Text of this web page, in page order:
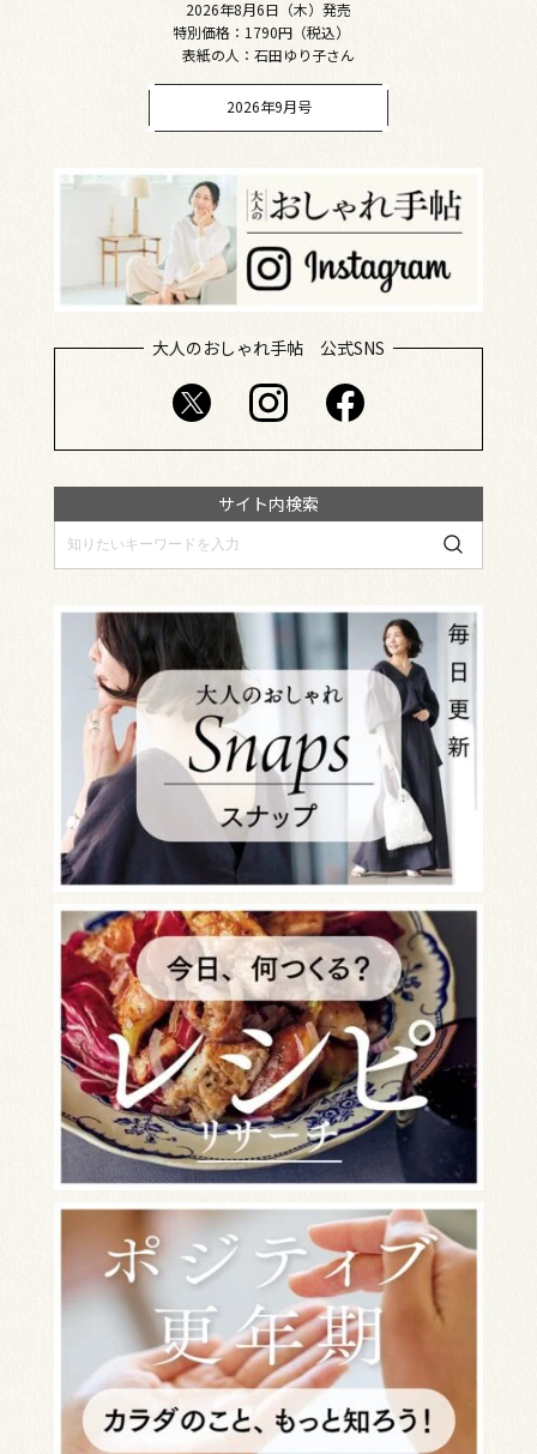
2026年8月6日（木）発売
特別価格：1790円（税込）
表紙の人：石田ゆり子さん
2026年9月号
大人のおしゃれ手帖 公式SNS
サイト内検索